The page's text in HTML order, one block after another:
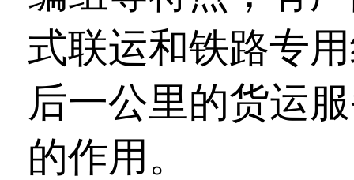
式联运和铁路专
后一公里的货运
的作用。